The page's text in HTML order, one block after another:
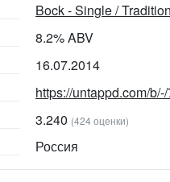
Bock - Single /
8.2% ABV
16.07.2014
https://untappd.com/
3.240 (424 оценки)
Россия